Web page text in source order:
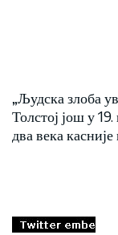
„Људска злоба
Толстој још у
два века